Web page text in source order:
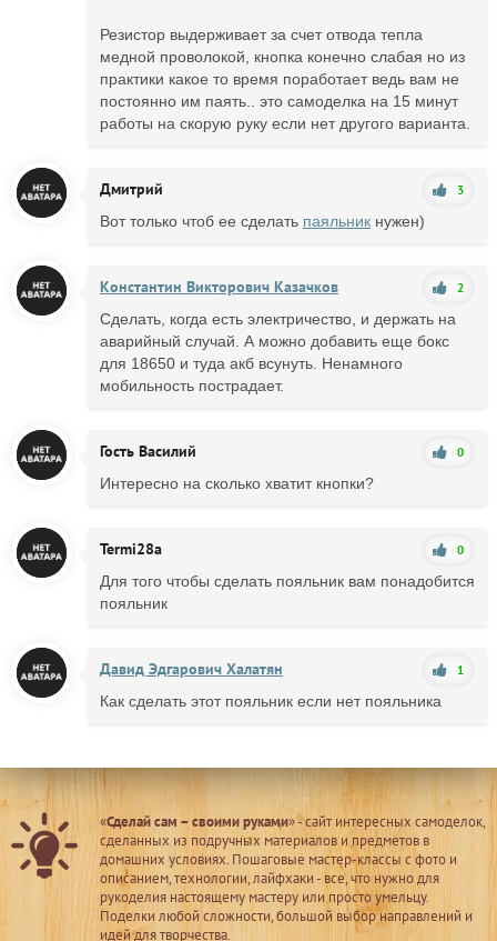
Резистор выдерживает за счет отвода тепла
медной проволокой, кнопка конечно слабая но из
практики какое то время поработает ведь вам не
постоянно им паять.. это самоделка на 15 минут
работы на скорую руку если нет другого варианта.
Дмитрий 3
Вот только чтоб ее сделать паяльник нужен)
Константин Викторович Казачков 2
Сделать, когда есть электричество, и держать на
аварийный случай. А можно добавить еще бокс
для 18650 и туда акб всунуть. Ненамного
мобильность пострадает.
Гость Василий 0
Интересно на сколько хватит кнопки?
Termi28a 0
Для того чтобы сделать пояльник вам понадобится
пояльник
Давид Эдгарович Халатян 1
Как сделать этот пояльник если нет пояльника
«Сделай сам – своими руками» - сайт интересных самоделок,
сделанных из подручных материалов и предметов в
домашних условиях. Пошаговые мастер-классы с фото и
описанием, технологии, лайфхаки - все, что нужно для
рукоделия настоящему мастеру или просто умельцу.
Поделки любой сложности, большой выбор направлений и
идей для творчества.